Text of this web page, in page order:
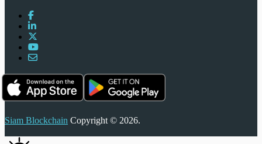
Siam Blockchain Copyright © 2026.